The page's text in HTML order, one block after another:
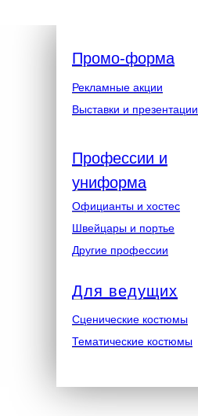
Рекламные акции
Выставки и презентации
Официанты и хостес
Швейцары и портье
Другие профессии
Промо-форма
Профессии и
униформа
Сценические костюмы
Тематические костюмы
Для ведущих